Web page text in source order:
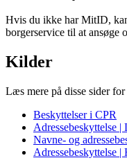
Hvis du ikke har MitID,
borgerservice til at ansøge
Kilder
Læs mere på disse sider
Beskyttelser i CPR
Adressebeskyttelse
Navne- og
Adressebeskyttelse